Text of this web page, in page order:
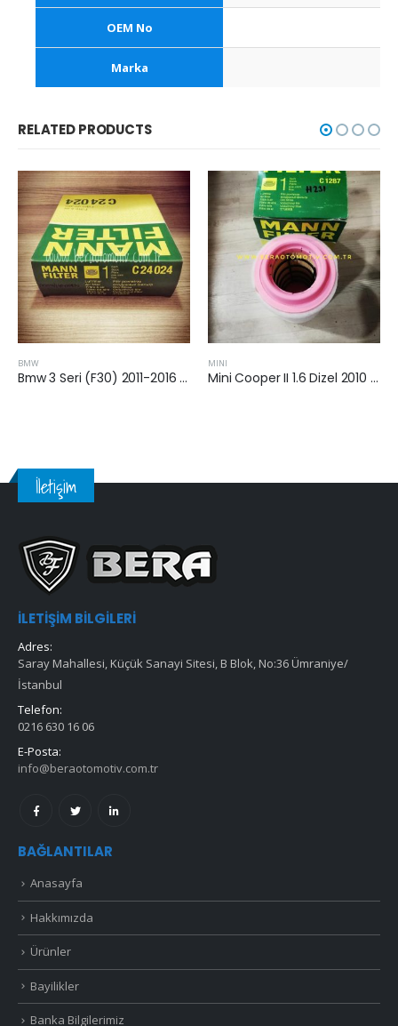
OEM No
Marka
RELATED PRODUCTS
BMW
Bmw 3 Seri (F30) 2011-2016 Arası Dizel Hava Filtresi
MINI
Mini Cooper II 1.6 Dizel 2010 Sonrası Hava Filtresi
İletişim
İLETIŞIM BILGILERI
Adres:
Saray Mahallesi, Küçük Sanayi Sitesi, B Blok, No:36 Ümraniye/
İstanbul
Telefon:
0216 630 16 06
E-Posta:
info@beraotomotiv.com.tr
BAĞLANTILAR
Anasayfa
Hakkımızda
Ürünler
Bayilikler
Banka Bilgilerimiz